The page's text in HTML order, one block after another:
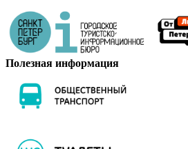
Полезная информация